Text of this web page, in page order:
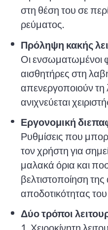
στη θέση του σε
ρεύματος.
Πρόληψη κακής
Οι ενσωματωμένοι
αισθητήρες στη
απενεργοποιούν τη
ανιχνεύεται
Εργονομική
Ρυθμίσεις που
τον χρήστη για
μαλακά όρια και
βελτιστοποίηση της
αποδοτικότητας του
Δύο τρόποι